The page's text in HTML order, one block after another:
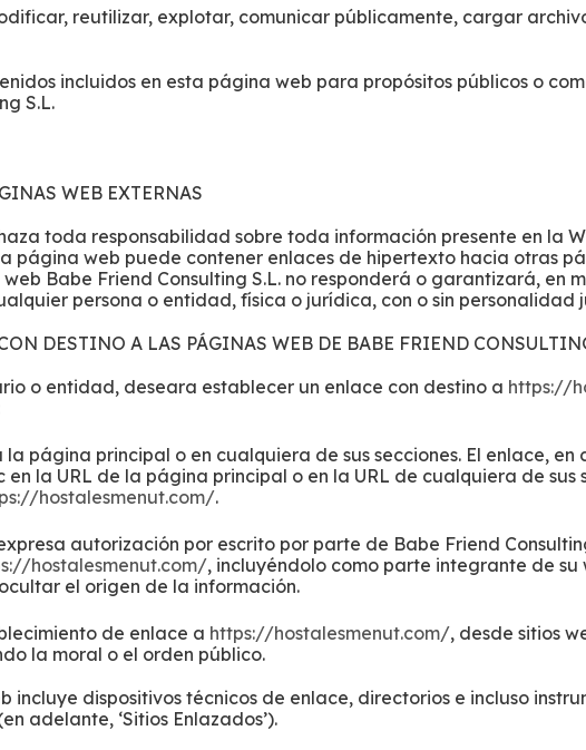
reutilizar, explotar, comunicar públicamente, cargar
incluidos en esta página web para propósitos públicos o
S.L.
WEB EXTERNAS
toda responsabilidad sobre toda información presente en la
página web puede contener enlaces de hipertexto hacia otras
Babe Friend Consulting S.L. no responderá o garantizará,
persona o entidad, física o jurídica, con o sin
DESTINO A LAS PÁGINAS WEB DE BABE FRIEND
o entidad, deseara establecer un enlace con destino a https://
página principal o en cualquiera de sus secciones. El enlace,
en la URL de la página principal o en la URL de cualquiera de
hostalesmenut.com/.
autorización por escrito por parte de Babe Friend
hostalesmenut.com/, incluyéndolo como parte integrante de
el origen de la información.
de enlace a https://hostalesmenut.com/, desde sitios
la moral o el orden público.
incluye dispositivos técnicos de enlace, directorios e incluso
adelante, ‘Sitios Enlazados’).